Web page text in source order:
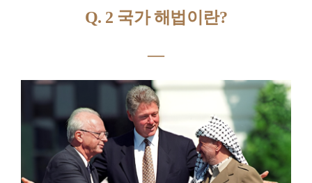
Q. 2 국가 해법이란?
―